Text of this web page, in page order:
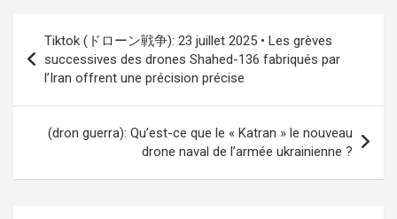
de
l’article
Tiktok (ドローン戦争): 23 juillet 2025 • Les grèves
successives des drones Shahed-136 fabriqués par
l’Iran offrent une précision précise
(dron guerra): Qu’est-ce que le « Katran » le nouveau
drone naval de l’armée ukrainienne ?